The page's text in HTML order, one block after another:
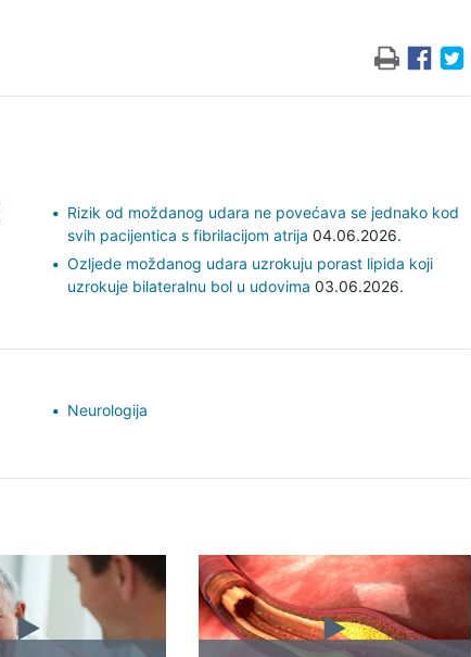
Rizik od moždanog udara ne povećava se jednako kod
svih pacijentica s fibrilacijom atrija 04.06.2026.
Ozljede moždanog udara uzrokuju porast lipida koji
uzrokuje bilateralnu bol u udovima 03.06.2026.
Neurologija